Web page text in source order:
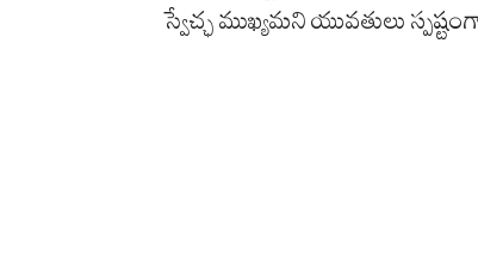
స్వేచ్ఛ ముఖ్యమని యువతులు